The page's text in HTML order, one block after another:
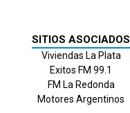
SITIOS ASOCIADOS
Viviendas La Plata
Exitos FM 99.1
FM La Redonda
Motores Argentinos